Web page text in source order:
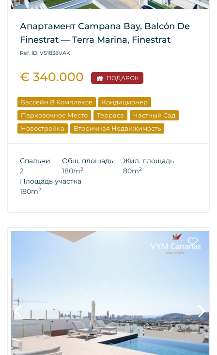
Апартамент Campana Bay, Balcón De
Finestrat — Terra Marina, Finestrat
Ref. ID: VS1838VAK
€ 340.000 ПОДАРОК
Бассейн В Комплексе
Кондиционер
Парковочное Место
Терраса
Частный Сад
Новостройка
Вторичная Недвижимость
Спальни
2
Общ. площадь
180m2
Жил. площадь
80m2
Площадь участка
180m2